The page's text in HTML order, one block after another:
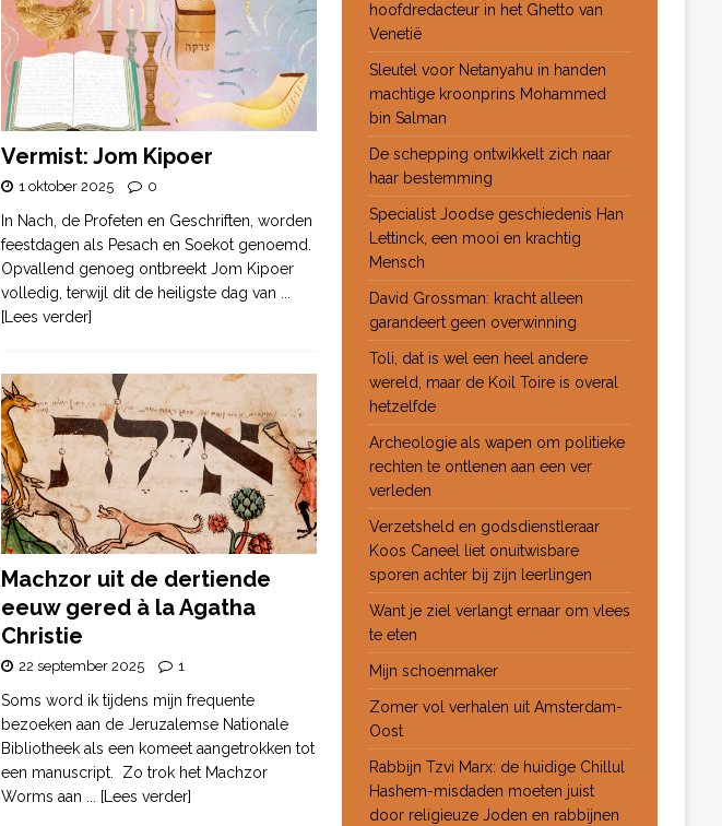
Vermist: Jom Kipoer
1 oktober 2025 0
In Nach, de Profeten en Geschriften, worden
feestdagen als Pesach en Soekot genoemd.
Opvallend genoeg ontbreekt Jom Kipoer
volledig, terwijl dit de heiligste dag van
[Lees verder]
Machzor uit de dertiende
eeuw gered à la Agatha
Christie
22 september 2025 1
Soms word ik tijdens mijn frequente
bezoeken aan de Jeruzalemse Nationale
Bibliotheek als een komeet aangetrokken tot
een manuscript. Zo trok het Machzor
Worms aan ... [Lees verder]
hoofdredacteur in het Ghetto van
Venetië
Sleutel voor Netanyahu in handen
machtige kroonprins Mohammed
bin Salman
De schepping ontwikkelt zich naar
haar bestemming
Specialist Joodse geschiedenis Han
Lettinck, een mooi en krachtig
Mensch
David Grossman: kracht alleen
garandeert geen overwinning
Toli, dat is wel een heel andere
wereld, maar de Koil Toire is overal
hetzelfde
Archeologie als wapen om politieke
rechten te ontlenen aan een ver
verleden
Verzetsheld en godsdienstleraar
Koos Caneel liet onuitwisbare
sporen achter bij zijn leerlingen
Want je ziel verlangt ernaar om vlees
te eten
Mijn schoenmaker
Zomer vol verhalen uit Amsterdam-
Oost
Rabbijn Tzvi Marx: de huidige Chillul
Hashem-misdaden moeten juist
door religieuze Joden en rabbijnen